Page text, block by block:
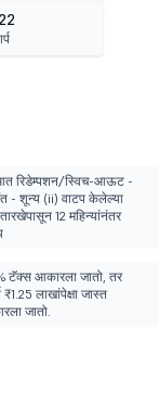
आत रिडेम्पशन/स्विच-आऊट -
- शून्य (ii) वाटप केलेल्या
12 महिन्यांनंतर
टॅक्स आकारला जातो, तर
₹1.25 लाखांपेक्षा जास्त
जातो.